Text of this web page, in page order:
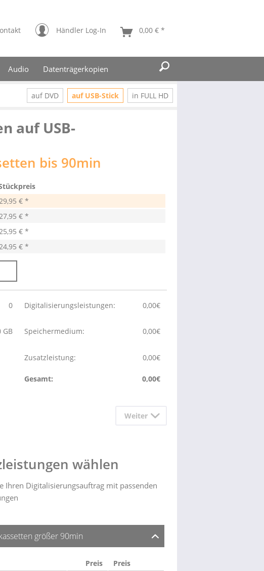
Händler Log-In 0,00 € *
Audio Datenträgerkopien
auf DVD auf USB-Stick in FULL HD
auf USB-
bis 90min
€ *
€ *
€ *
€ *
0 Digitalisierungsleistungen: 0,00€
GB Speichermedium: 0,00€
Zusatzleistung: 0,00€
Gesamt: 0,00€
Weiter
wählen
Ihren Digitalisierungsauftrag mit passenden
größer 90min
Preis Preis